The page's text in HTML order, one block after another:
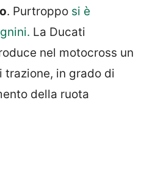
. Purtroppo si è
La Ducati
nel motocross un
in grado di
della ruota